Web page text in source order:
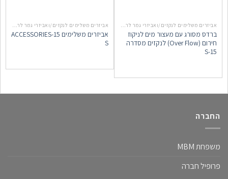
אביזרים משלימים לנקזים/ואביזרי גמר לריצוף סדרה 15-S
ברדס מסורג עם מעצור מים לניקוז
חירום (Over Flow) לנקזים מסדרה
S-15
אביזרים משלימים לנקזים/ואביזרי גמר לריצוף סדרה 15-S
אביזרים משלימים 15-ACCESSORIES
S
החברה
משפחת MBM
פרופיל חברה